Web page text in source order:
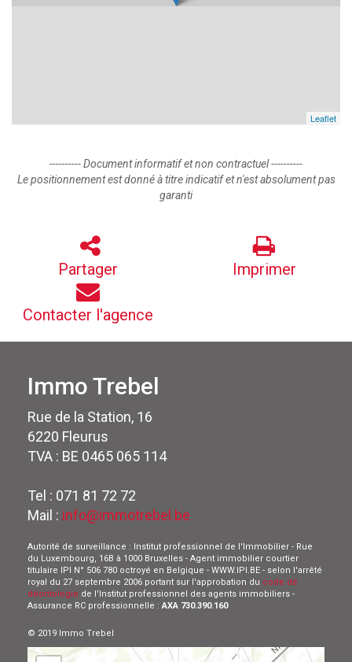
Leaflet
---------- Document informatif et non contractuel ----------
Le positionnement est donné à titre indicatif et n'est absolument pas
garanti
Partager Imprimer
Contacter l'agence
Immo Trebel
Rue de la Station, 16
6220 Fleurus
TVA : BE 0465 065 114
Tel : 071 81 72 72
Mail : info@immotrebel.be
Autorité de surveillance : Institut professionnel de l'Immobilier - Rue
du Luxembourg, 16B à 1000 Bruxelles - Agent immobilier courtier
titulaire IPI N° 506 780 octroyé en Belgique - WWW.IPI.BE - selon l'arrêté
royal du 27 septembre 2006 portant sur l'approbation du code de
déontologie de l'Institut professionnel des agents immobiliers -
Assurance RC professionnelle :AXA 730.390.160
© 2019 Immo Trebel